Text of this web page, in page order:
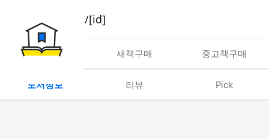
book/rent/[id]
대여 새책구매 중고책구매
도서정보 리뷰 Pick